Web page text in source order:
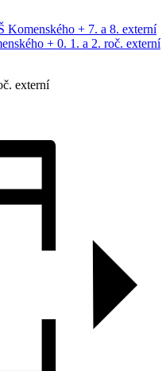
Komenského + 7. a 8. externí
+ 0. 1. a 2. roč. externí
externí